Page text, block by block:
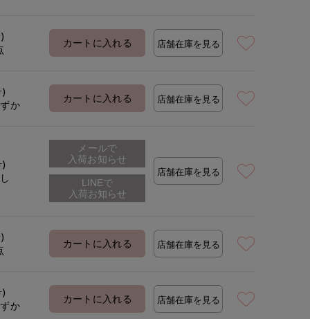
用サイズ:09(M)
カートに入れる 店舗在庫を見る
か
カートに入れる 店舗在庫を見る
)
メールで
入荷お知らせ
店舗在庫を見る
カートに入れる 店舗在庫を見る
か
カートに入れる 店舗在庫を見る